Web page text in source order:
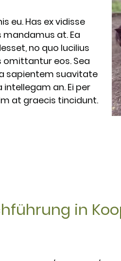
eu. Has ex vidisse
at. Ea
no quo lucilius
omittantur eos. Sea
sapientem suavitate
an. Ei per
at graecis tincidunt.
in